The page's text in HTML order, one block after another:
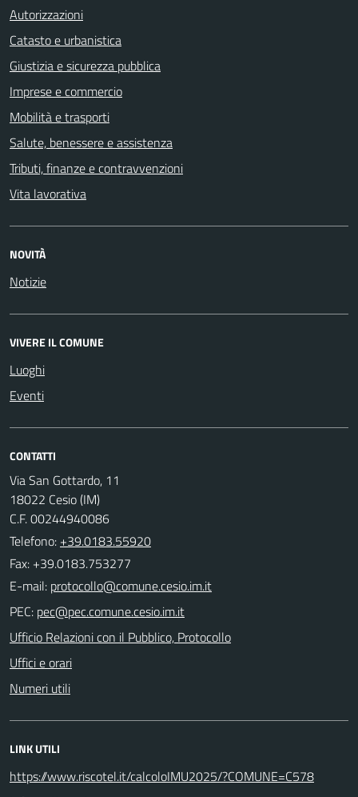
Autorizzazioni
Catasto e urbanistica
Giustizia e sicurezza pubblica
Imprese e commercio
Mobilità e trasporti
Salute, benessere e assistenza
Tributi, finanze e contravvenzioni
Vita lavorativa
NOVITÀ
Notizie
VIVERE IL COMUNE
Luoghi
Eventi
CONTATTI
Via San Gottardo, 11
18022 Cesio (IM)
C.F. 00244940086
Telefono: +39.0183.55920
Fax: +39.0183.753277
E-mail:
PEC:
Ufficio Relazioni con il Pubblico, Protocollo
Uffici e orari
Numeri utili
LINK UTILI
https://www.riscotel.it/calcoloIMU2025/?COMUNE=C578